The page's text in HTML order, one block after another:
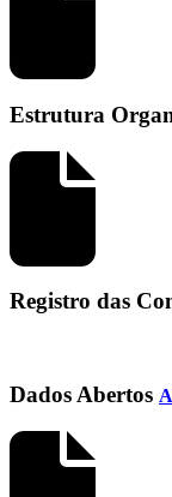
Estrutura
Registro das
Dados Abertos